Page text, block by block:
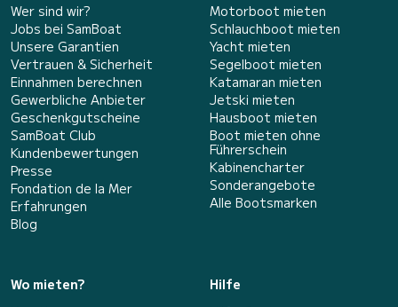
Wer sind wir?
Jobs bei SamBoat
Unsere Garantien
Vertrauen & Sicherheit
Einnahmen berechnen
Gewerbliche Anbieter
Geschenkgutscheine
SamBoat Club
Kundenbewertungen
Presse
Fondation de la Mer
Erfahrungen
Blog
Motorboot mieten
Schlauchboot mieten
Yacht mieten
Segelboot mieten
Katamaran mieten
Jetski mieten
Hausboot mieten
Boot mieten ohne
Führerschein
Kabinencharter
Sonderangebote
Alle Bootsmarken
Wo mieten?
Hilfe